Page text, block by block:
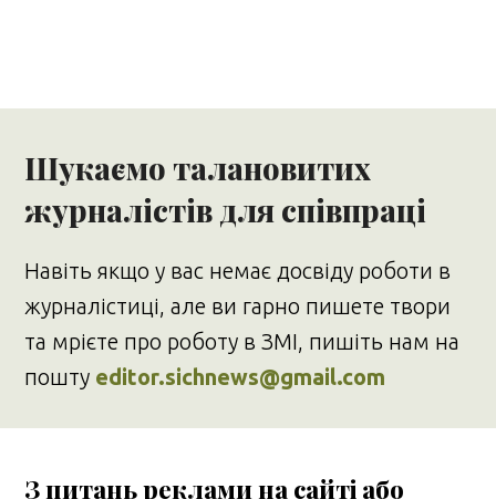
Шукаємо талановитих
журналістів для співпраці
Навіть якщо у вас немає досвіду роботи в
журналістиці, але ви гарно пишете твори
та мрієте про роботу в ЗМІ, пишіть нам на
пошту editor.sichnews@gmail.com
З питань реклами на сайті або